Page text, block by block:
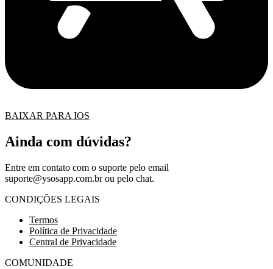
BAIXAR PARA IOS
Ainda com dúvidas?
Entre em contato com o suporte pelo email
suporte@ysosapp.com.brou pelo chat.
CONDIÇÕES LEGAIS
Termos
Política de Privacidade
Central de Privacidade
COMUNIDADE